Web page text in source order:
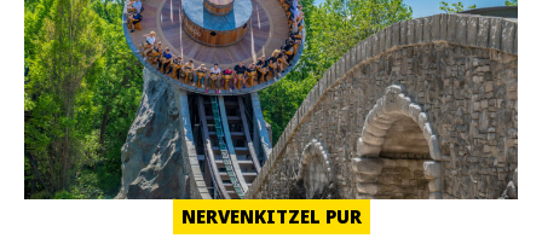
NERVENKITZEL PUR